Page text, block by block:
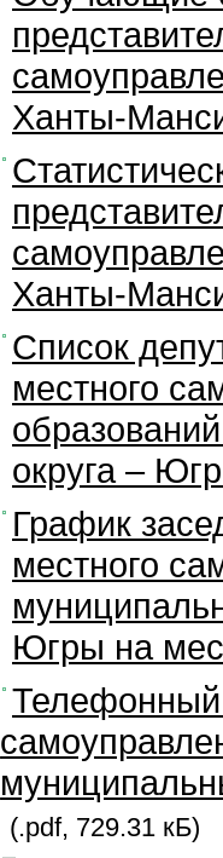
Ханты-
Ханты-
Список
местного
округа –
График
местного
Югры на
Телефонный
(.pdf, 729.31 кБ)